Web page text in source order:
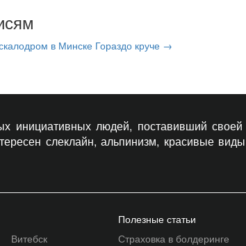
в Минске Гораздо круче →
инициативных людей, поставивший своей
слеклайн, альпинизм, красивые
Витебск
Полезные статьи
Страховка в болдеринге